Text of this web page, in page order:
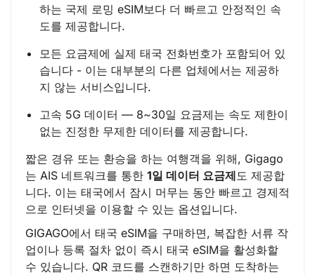
하는 국제 로밍 eSIM보다 더 빠르고 안정적인 속
도를 제공합니다.
모든 요금제에 실제 태국 전화번호가 포함되어 있
습니다 - 이는 대부분의 다른 업체에서는 제공하
지 않는 서비스입니다.
고속 5G 데이터 — 8~30일 요금제는 속도 제한이
없는 진정한 무제한 데이터를 제공합니다.
짧은 경유 또는 환승을 하는 여행객을 위해, Gigago
는 AIS 네트워크를 통한 1일 데이터 요금제 도 제공합
니다. 이는 태국에서 잠시 머무는 동안 빠르고 경제적
으로 인터넷을 이용할 수 있는 옵션입니다.
GIGAGO에서 태국 eSIM을 구매하면, 복잡한 서류 작
업이나 등록 절차 없이 즉시 태국 eSIM을 활성화할
수 있습니다. QR 코드를 스캔하기만 하면 도착하는